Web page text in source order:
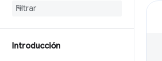
Introducción